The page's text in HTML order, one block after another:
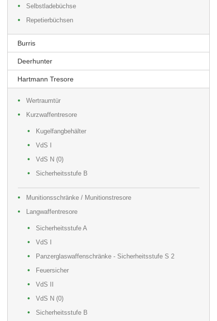
Selbstladebüchse
Repetierbüchsen
Burris
Deerhunter
Hartmann Tresore
Wertraumtür
Kurzwaffentresore
Kugelfangbehälter
VdS I
VdS N (0)
Sicherheitsstufe B
Munitionsschränke / Munitionstresore
Langwaffentresore
Sicherheitsstufe A
VdS I
Panzerglaswaffenschränke - Sicherheitsstufe S 2
Feuersicher
VdS II
VdS N (0)
Sicherheitsstufe B